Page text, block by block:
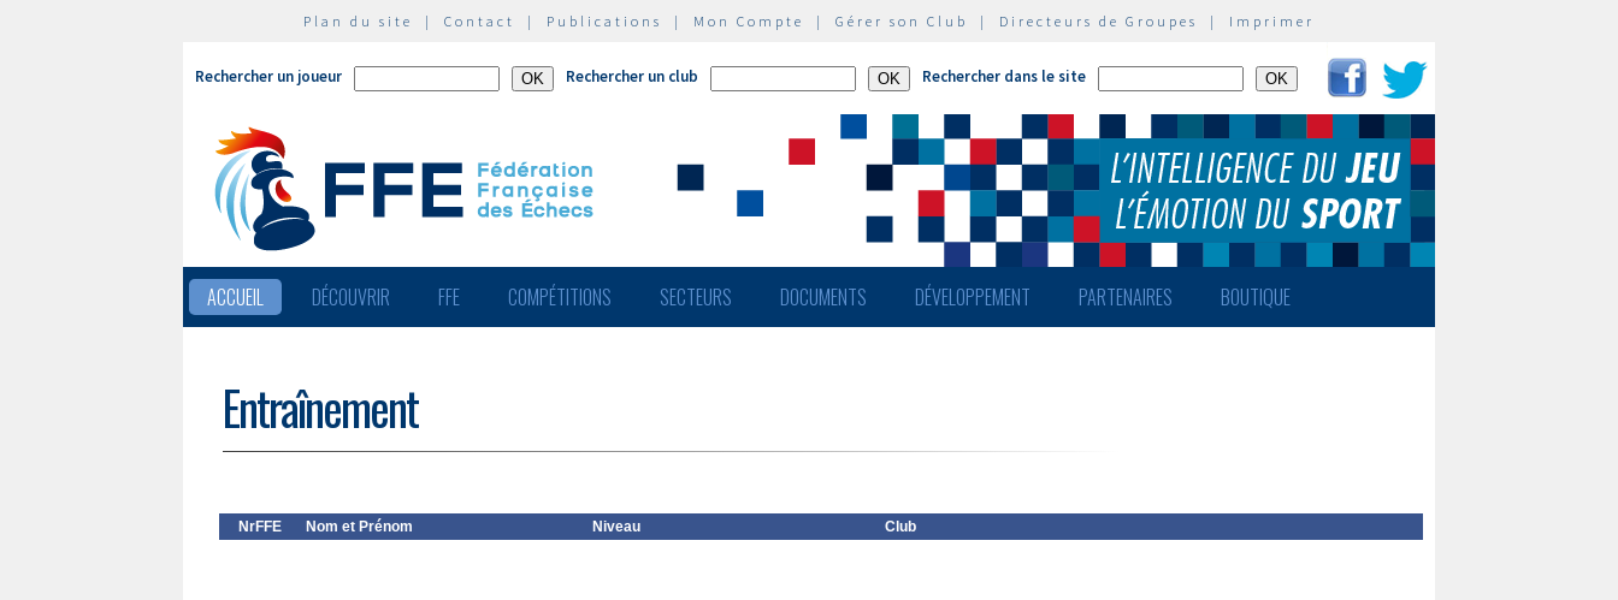
Plan du site | Contact | Publications | Mon Compte | Gérer son Club | Directeurs de Groupes | Imprimer
Rechercher un joueur Rechercher un club Rechercher dans le site
ACCUEIL DÉCOUVRIR FFE COMPÉTITIONS SECTEURS DOCUMENTS DÉVELOPPEMENT PARTENAIRES BOUTIQUE
Entraînement
NrFFE Nom et Prénom Niveau Club